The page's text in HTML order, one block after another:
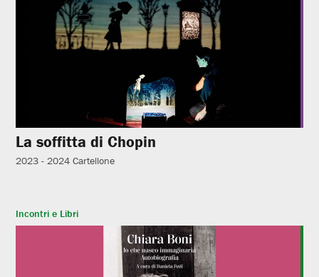
La soffitta di Chopin
2023 - 2024 Cartellone
Incontri e Libri